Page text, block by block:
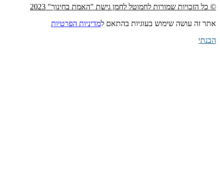
© כל הזכויות שמורות לחמוטל לחמן גישת "האמת בחינוך" 2023
אתר זה עושה שימוש בעוגיות בהתאם למדיניות הפרטיות
הבנתי